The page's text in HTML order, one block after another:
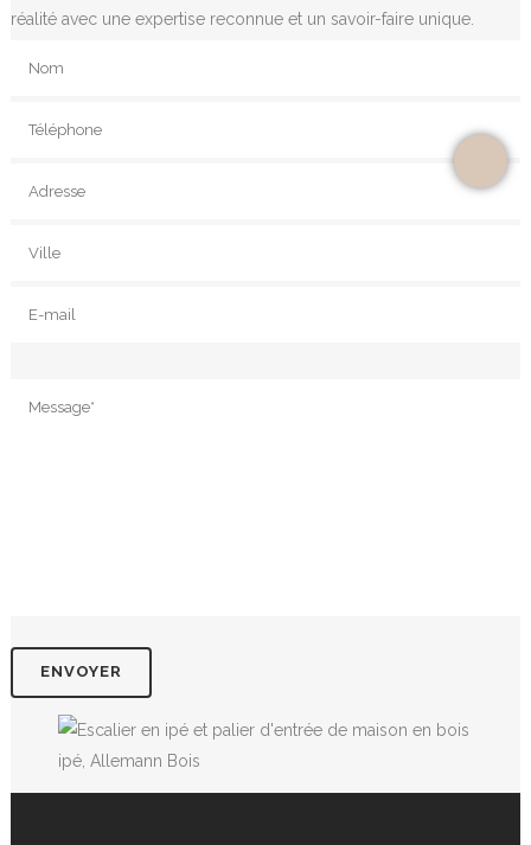
réalité avec une expertise reconnue et un savoir-faire unique.